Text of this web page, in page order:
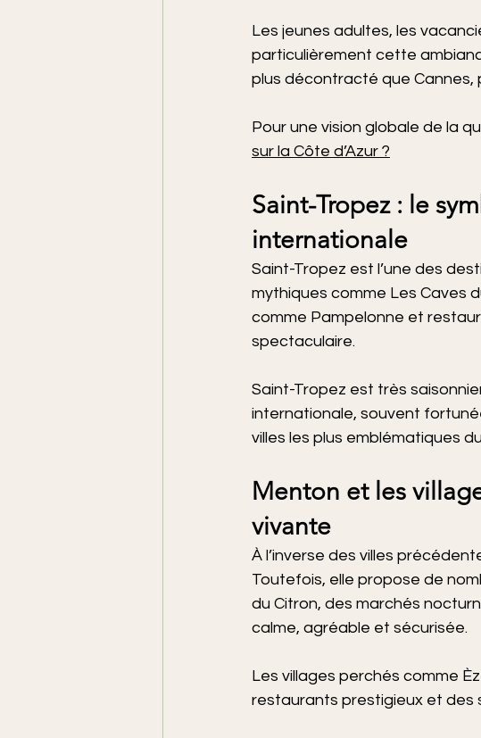
Les jeunes adultes, les
particulièrement cette
plus décontracté que Cannes,
Pour une vision globale de la
sur la Côte d’Azur ?
Saint-Tropez : le
internationale
Saint-Tropez est l’une des
mythiques comme Les Caves
comme Pampelonne et
spectaculaire.
Saint-Tropez est très
internationale, souvent
villes les plus emblématiques
Menton et les
vivante
À l’inverse des villes
Toutefois, elle propose de
du Citron, des marchés
calme, agréable et sécurisée.
Les villages perchés comme
restaurants prestigieux et des